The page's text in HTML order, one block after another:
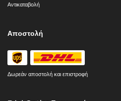
Αντικαταβολή
Αποστολή
Δωρεάν αποστολή και επιστροφή